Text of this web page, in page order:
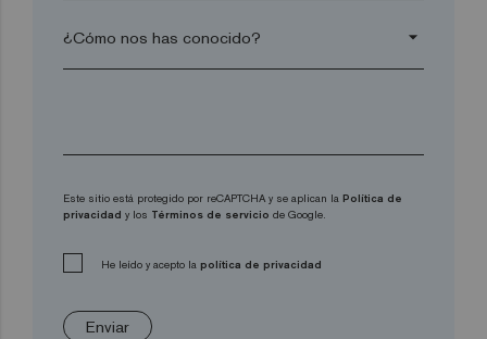
arrow_drop_down
Este sitio está protegido por reCAPTCHA y se aplican la Política de
privacidad y los Términos de servicio de Google.
He leído y acepto la política de privacidad
Enviar